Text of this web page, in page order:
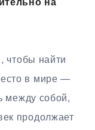
чтобы найти
в мире —
между собой,
продолжает